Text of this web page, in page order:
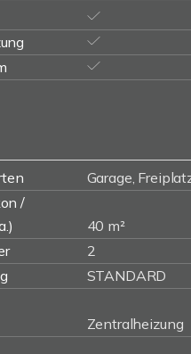
Garage,
/
40 m²
2
STANDARD
Zentralheizung